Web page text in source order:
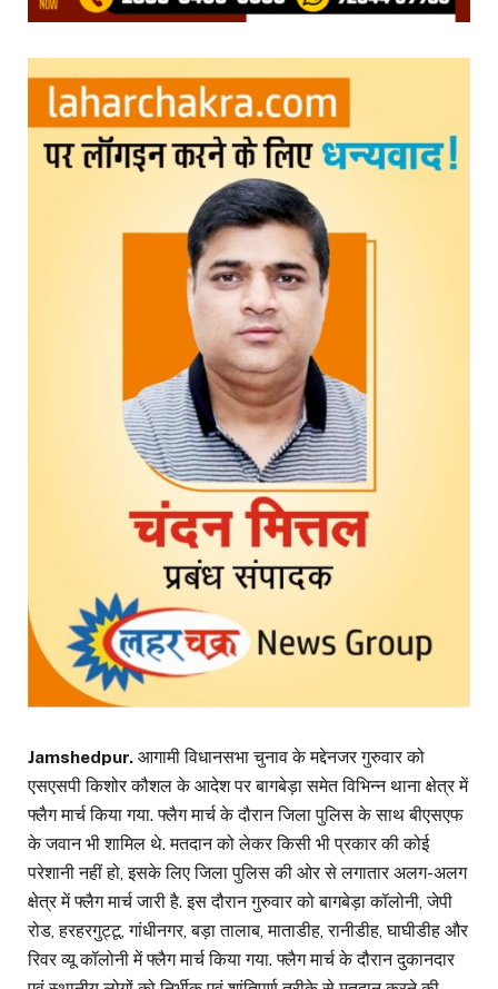
Jamshedpur. आगामी विधानसभा चुनाव के मद्देनजर गुरुवार को
एसएसपी किशोर कौशल के आदेश पर बागबेड़ा समेत विभिन्न थाना क्षेत्र में
फ्लैग मार्च किया गया. फ्लैग मार्च के दौरान जिला पुलिस के साथ बीएसएफ
के जवान भी शामिल थे. मतदान को लेकर किसी भी प्रकार की कोई
परेशानी नहीं हो, इसके लिए जिला पुलिस की ओर से लगातार अलग-अलग
क्षेत्र में फ्लैग मार्च जारी है. इस दौरान गुरुवार को बागबेड़ा कॉलोनी, जेपी
रोड, हरहरगुट्टू, गांधीनगर, बड़ा तालाब, माताडीह, रानीडीह, घाघीडीह और
रिवर व्यू कॉलोनी में फ्लैग मार्च किया गया. फ्लैग मार्च के दौरान दुकानदार